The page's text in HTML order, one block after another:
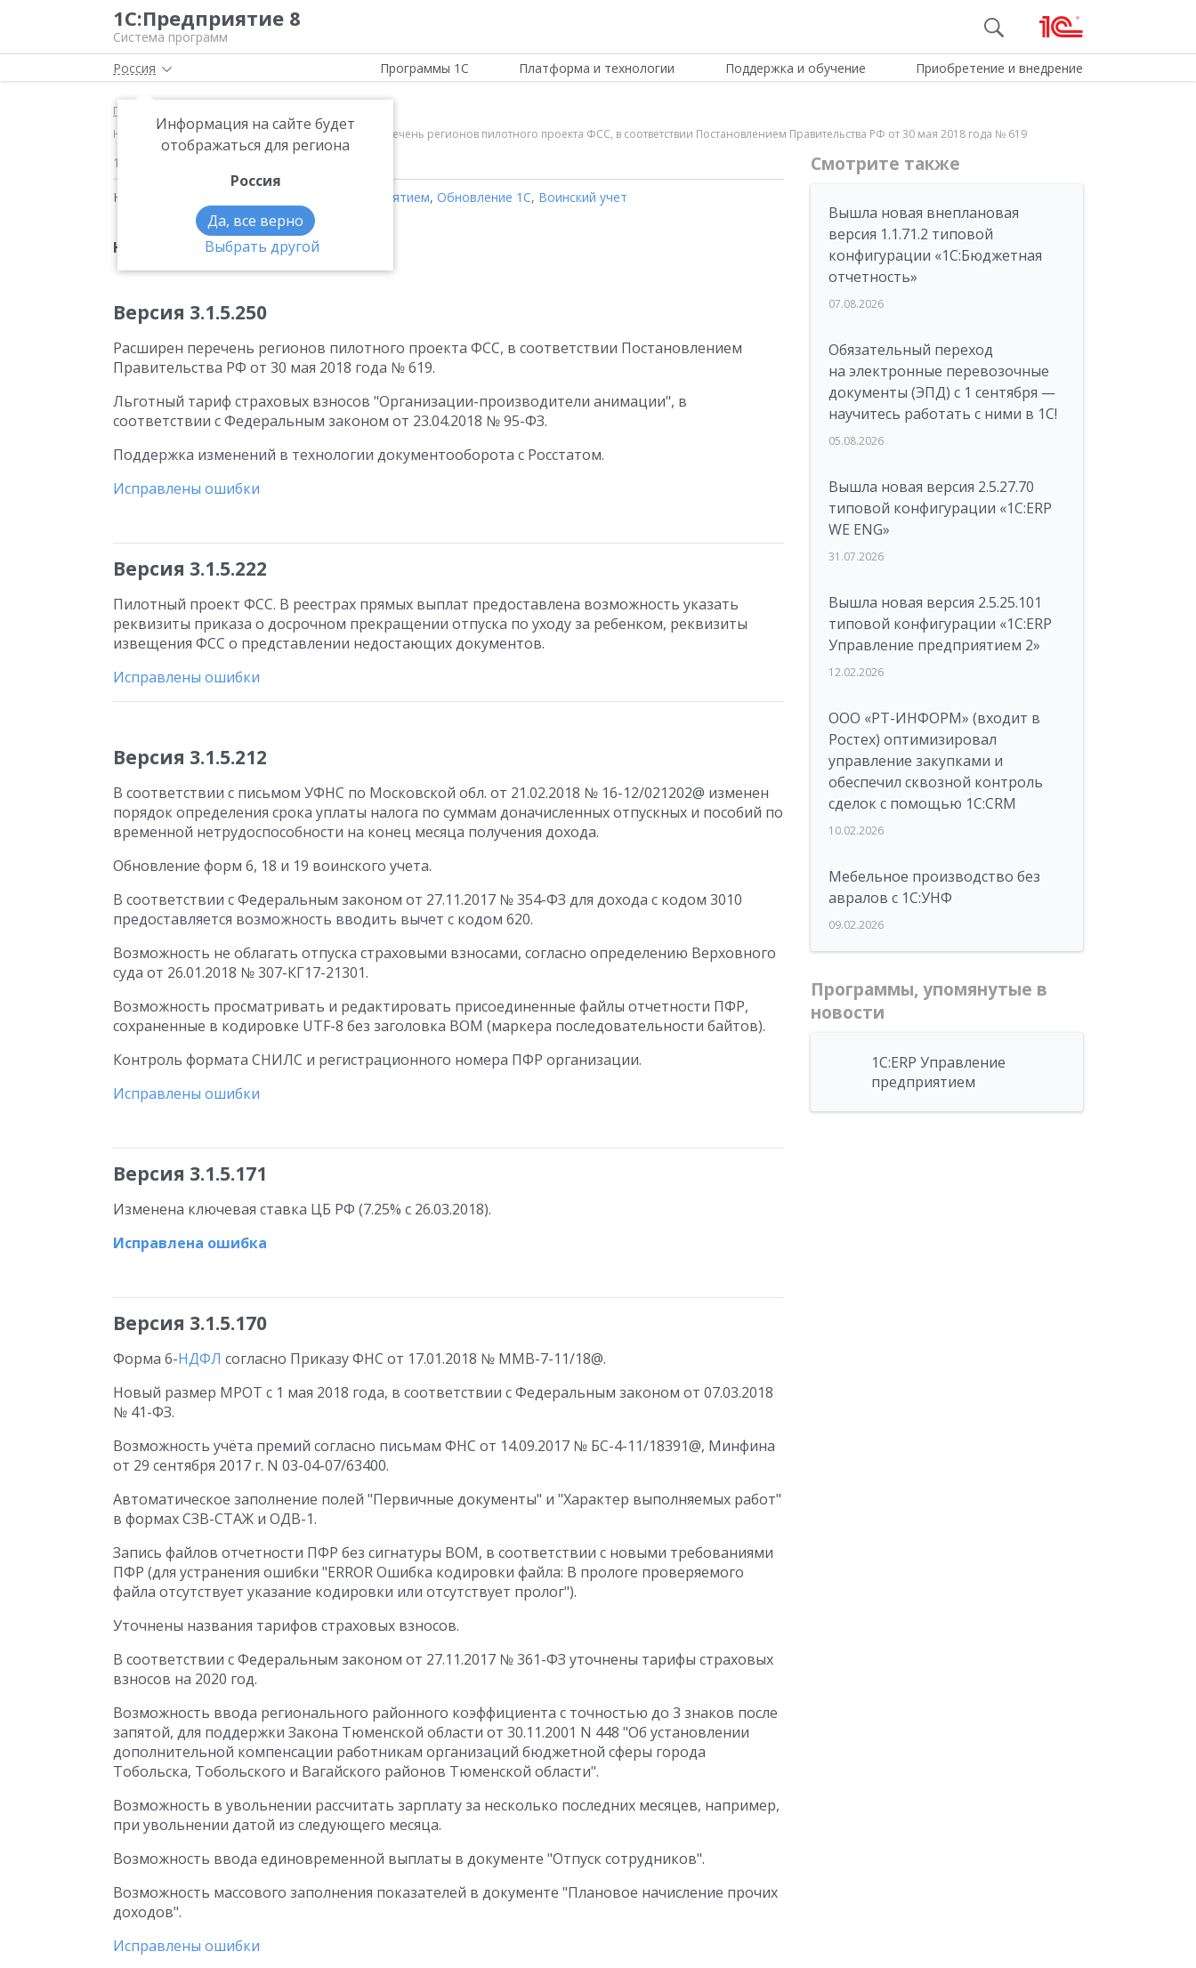
1С:Предприятие 8
Система программ
Россия
Информация на сайте будет
отображаться для региона
Россия
Да, все верно
Выбрать другой
Программы 1С Платформа и технологии Поддержка и обучение Приобретение и внедрение
Главная
Новое в версии 3.1.5 Версия 3.1.5.250 Расширен перечень регионов пилотного проекта ФСС, в соответствии Постановлением Правительства РФ от 30 мая 2018 года № 619
15.06.2018
Новости на тему: 1С:ERP Управление предприятием, Обновление 1С, Воинский учет
Новое в версии 3.1.5
Версия 3.1.5.250
Расширен перечень регионов пилотного проекта ФСС, в соответствии Постановлением
Правительства РФ от 30 мая 2018 года № 619.
Льготный тариф страховых взносов "Организации-производители анимации", в
соответствии с Федеральным законом от 23.04.2018 № 95-ФЗ.
Поддержка изменений в технологии документооборота с Росстатом.
Исправлены ошибки
Версия 3.1.5.222
Пилотный проект ФСС. В реестрах прямых выплат предоставлена возможность указать
реквизиты приказа о досрочном прекращении отпуска по уходу за ребенком, реквизиты
извещения ФСС о представлении недостающих документов.
Исправлены ошибки
Версия 3.1.5.212
В соответствии с письмом УФНС по Московской обл. от 21.02.2018 № 16-12/021202@ изменен
порядок определения срока уплаты налога по суммам доначисленных отпускных и пособий по
временной нетрудоспособности на конец месяца получения дохода.
Обновление форм 6, 18 и 19 воинского учета.
В соответствии с Федеральным законом от 27.11.2017 № 354-ФЗ для дохода с кодом 3010
предоставляется возможность вводить вычет c кодом 620.
Возможность не облагать отпуска страховыми взносами, согласно определению Верховного
суда от 26.01.2018 № 307-КГ17-21301.
Возможность просматривать и редактировать присоединенные файлы отчетности ПФР,
сохраненные в кодировке UTF-8 без заголовка BOM (маркера последовательности байтов).
Контроль формата СНИЛС и регистрационного номера ПФР организации.
Исправлены ошибки
Версия 3.1.5.171
Изменена ключевая ставка ЦБ РФ (7.25% с 26.03.2018).
Исправлена ошибка
Версия 3.1.5.170
Форма 6-НДФЛ согласно Приказу ФНС от 17.01.2018 № ММВ-7-11/18@.
Новый размер МРОТ с 1 мая 2018 года, в соответствии с Федеральным законом от 07.03.2018
№ 41-ФЗ.
Возможность учёта премий согласно письмам ФНС от 14.09.2017 № БС-4-11/18391@, Минфина
от 29 сентября 2017 г. N 03-04-07/63400.
Автоматическое заполнение полей "Первичные документы" и "Характер выполняемых работ"
в формах СЗВ-СТАЖ и ОДВ-1.
Запись файлов отчетности ПФР без сигнатуры BOM, в соответствии с новыми требованиями
ПФР (для устранения ошибки "ERROR Ошибка кодировки файла: В прологе проверяемого
файла отсутствует указание кодировки или отсутствует пролог").
Уточнены названия тарифов страховых взносов.
В соответствии с Федеральным законом от 27.11.2017 № 361-ФЗ уточнены тарифы страховых
взносов на 2020 год.
Возможность ввода регионального районного коэффициента с точностью до 3 знаков после
запятой, для поддержки Закона Тюменской области от 30.11.2001 N 448 "Об установлении
дополнительной компенсации работникам организаций бюджетной сферы города
Тобольска, Тобольского и Вагайского районов Тюменской области".
Возможность в увольнении рассчитать зарплату за несколько последних месяцев, например,
при увольнении датой из следующего месяца.
Возможность ввода единовременной выплаты в документе "Отпуск сотрудников".
Возможность массового заполнения показателей в документе "Плановое начисление прочих
доходов".
Исправлены ошибки
Смотрите также
Вышла новая внеплановая
версия 1.1.71.2 типовой
конфигурации «1C:Бюджетная
отчетность»
07.08.2026
Обязательный переход
на электронные перевозочные
документы (ЭПД) с 1 сентября —
научитесь работать с ними в 1С!
05.08.2026
Вышла новая версия 2.5.27.70
типовой конфигурации «1С:ERP
WE ENG»
31.07.2026
Вышла новая версия 2.5.25.101
типовой конфигурации «1С:ERP
Управление предприятием 2»
12.02.2026
ООО «РТ-ИНФОРМ» (входит в
Ростех) оптимизировал
управление закупками и
обеспечил сквозной контроль
сделок с помощью 1С:CRM
10.02.2026
Мебельное производство без
авралов с 1С:УНФ
09.02.2026
Программы, упомянутые в
новости
1С:ERP Управление
предприятием